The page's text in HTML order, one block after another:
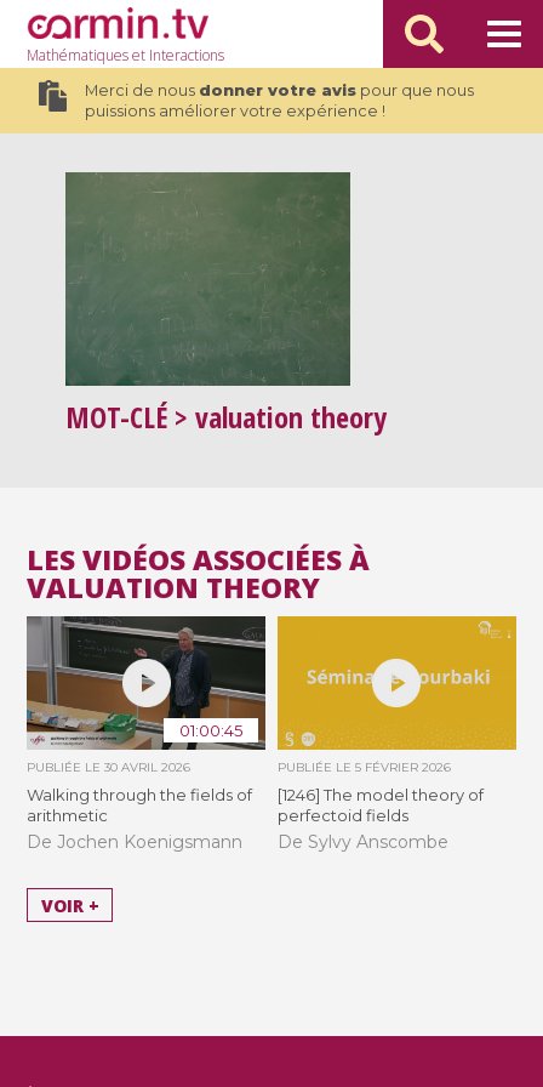
Mathématiqueset Interactions
Merci de nous donner votre avispour que nous
puissions améliorer votre expérience !
MOT-CLÉ > valuation theory
LES VIDÉOS ASSOCIÉES À
VALUATION THEORY
01:00:45
PUBLIÉE LE30 AVRIL 2026
Walking through the fields of
arithmetic
De Jochen Koenigsmann
PUBLIÉE LE 5 FÉVRIER 2026
[1246] The model theory of
perfectoid fields
De Sylvy Anscombe
VOIR +